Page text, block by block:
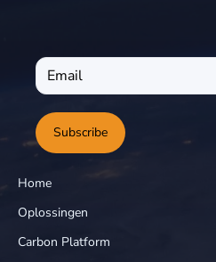
Subscribe
Home
Oplossingen
Carbon Platform